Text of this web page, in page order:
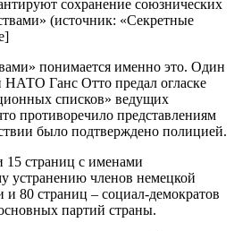
сохранение союзнических
(источник: «Секретные
понимается именно это. Один
НАТО Ганс Отто предал огласке
списков» ведущих
противоречило представлениям
было подтверждено полицией.
страниц с именами
устранению членов немецкой
80 страниц – социал-демократов
партий страны.